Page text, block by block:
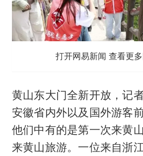
打开网易新闻 查看更
黄山东大门全新开放，记
安徽省内外以及国外游客
他们中有的是第一次来黄
来黄山旅游。一位来自浙